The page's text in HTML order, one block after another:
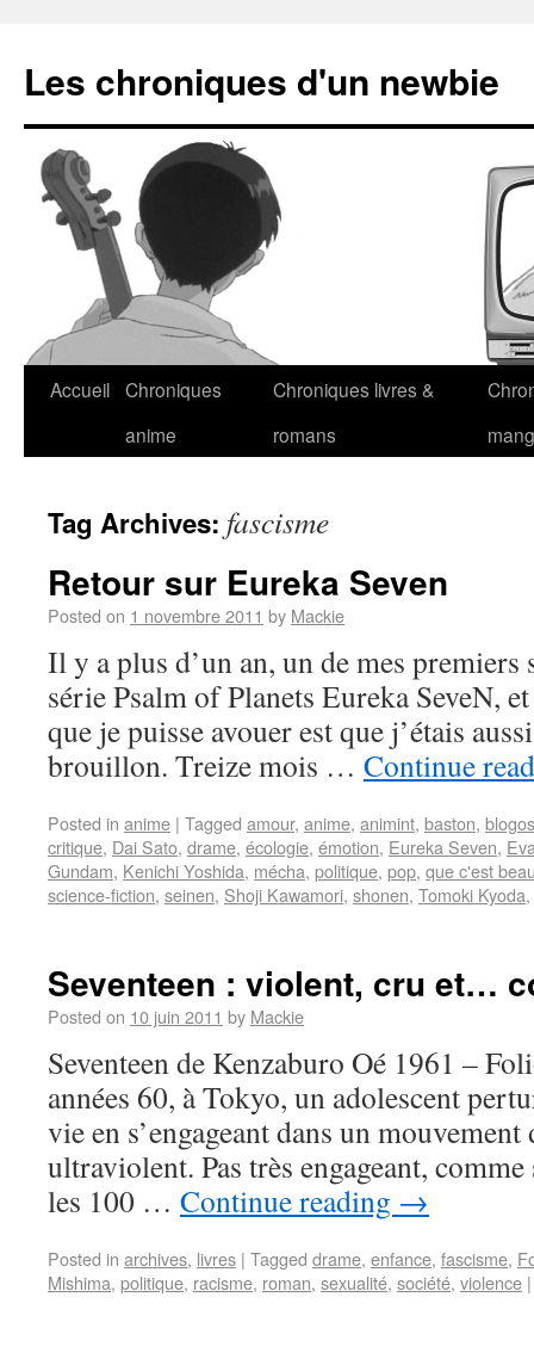
Les chroniques d'un newbie
Accueil Chroniques
anime
Chroniques livres &
romans
Tag Archives: fascisme
Retour sur Eureka Seven
Posted on 1 novembre 2011 by Mackie
Il y a plus d’un an, un de mes
série Psalm of Planets Eureka SeveN,
que je puisse avouer est que j’étais
brouillon. Treize mois … Continue
Posted in anime | Tagged amour, anime, animint, baston,
critique, Dai Sato, drame, écologie, émotion, Eureka Seven,
Gundam, Kenichi Yoshida, mécha, politique, pop, que c'est
science-fiction, seinen, Shoji Kawamori, shonen, Tomoki Kyoda,
Seventeen : violent, cru et…
Posted on 10 juin 2011 by Mackie
Seventeen de Kenzaburo Oé 1961 –
années 60, à Tokyo, un adolescent
vie en s’engageant dans un
ultraviolent. Pas très engageant,
les 100 … Continue reading →
Posted in archives, livres | Tagged drame, enfance, fascisme,
Mishima, politique, racisme, roman, sexualité, société, violence |